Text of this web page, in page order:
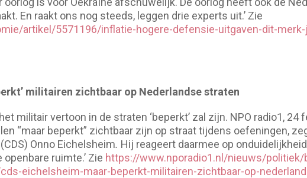
En raakt ons nog steeds, leggen drie experts uit.’ Zie
artikel/5571196/inflatie-hogere-defensie-uitgaven-dit-
militairen zichtbaar op Nederlandse straten
militair vertoon in de straten ‘beperkt’ zal zijn. NPO radio1, 24
“maar beperkt” zichtbaar zijn op straat tijdens oefeningen,
Onno Eichelsheim. Hij reageert daarmee op
ruimte.’ Zie https://www.nporadio1.nl/nieuws/politiek/
eichelsheim-maar-beperkt-militairen-zichtbaar-op-